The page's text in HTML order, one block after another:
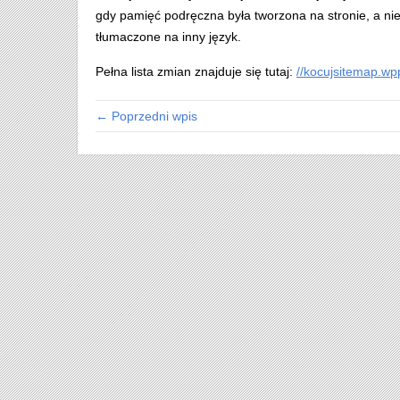
gdy pamięć podręczna była tworzona na stronie, a
tłumaczone na inny język.
Pełna lista zmian znajduje się tutaj: //
← Poprzedni wpis